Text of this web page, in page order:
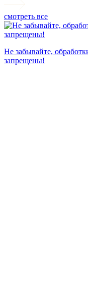
смотреть все
Не забывайте,
запрещены!